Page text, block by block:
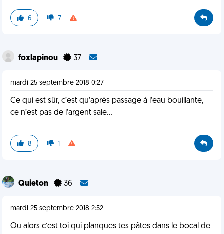
6 7
foxlapinou 37
mardi 25 septembre 2018 0:27
Ce qui est sûr, c’est qu’après passage à l’eau bouillante,
ce n’est pas de l’argent sale...
8 1
Quieton 36
mardi 25 septembre 2018 2:52
Ou alors c’est toi qui planques tes pâtes dans le bocal de